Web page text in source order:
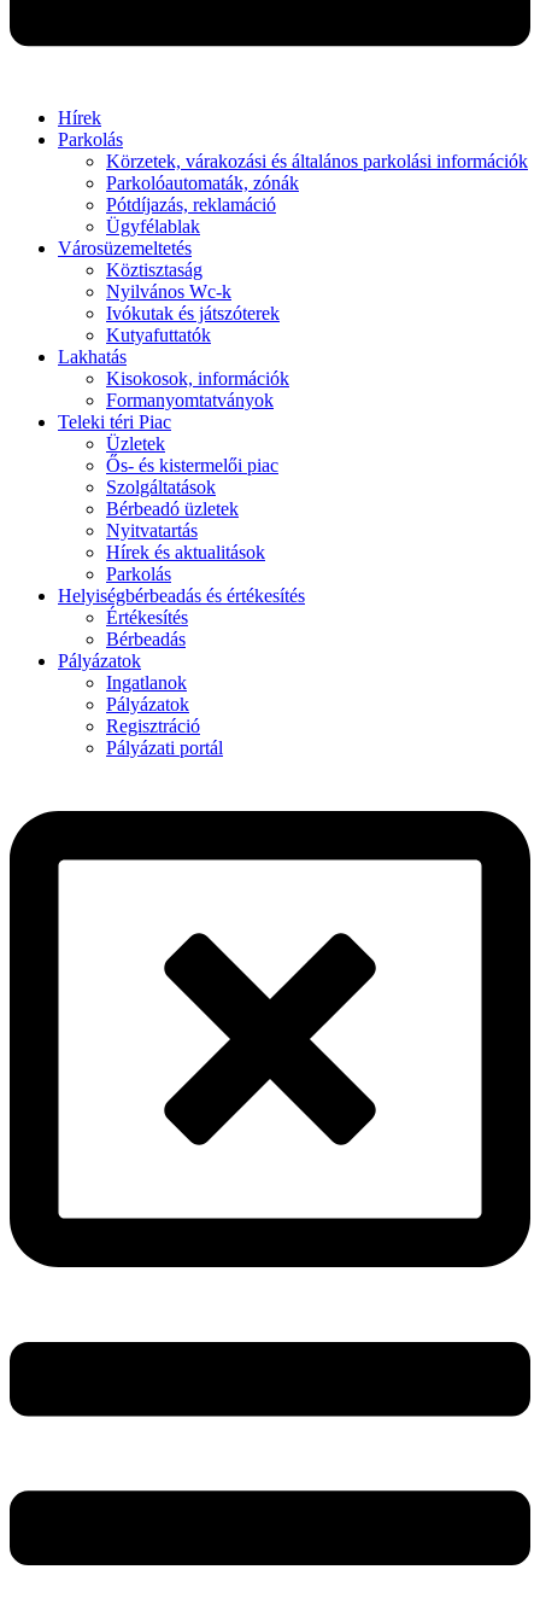
Hírek
Parkolás
Körzetek, várakozási és általános parkolási információk
Parkolóautomaták, zónák
Pótdíjazás, reklamáció
Ügyfélablak
Városüzemeltetés
Köztisztaság
Nyilvános Wc-k
Ivókutak és játszóterek
Kutyafuttatók
Lakhatás
Kisokosok, információk
Formanyomtatványok
Teleki téri Piac
Üzletek
Ős- és kistermelői piac
Szolgáltatások
Bérbeadó üzletek
Nyitvatartás
Hírek és aktualitások
Parkolás
Helyiségbérbeadás és értékesítés
Értékesítés
Bérbeadás
Pályázatok
Ingatlanok
Pályázatok
Regisztráció
Pályázati portál